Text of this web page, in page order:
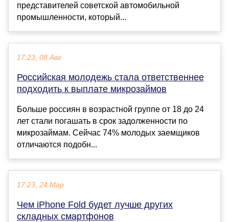
представителей советской автомобильной
промышленности, который...
17:23, 08 Авг
Российская молодежь стала ответственнее
подходить к выплате микрозаймов
Больше россиян в возрастной группе от 18 до 24
лет стали погашать в срок задолженности по
микрозаймам. Сейчас 74% молодых заемщиков
отличаются подобн...
17:23, 24 Мар
Чем iPhone Fold будет лучше других
складных смартфонов